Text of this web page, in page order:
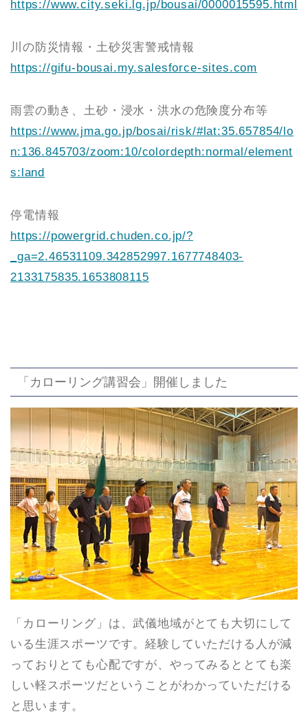
https://www.city.seki.lg.jp/bousai/0000015595.html
川の防災情報・土砂災害警戒情報
https://gifu-bousai.my.salesforce-sites.com
雨雲の動き、土砂・浸水・洪水の危険度分布等
https://www.jma.go.jp/bosai/risk/#lat:35.657854/lo
n:136.845703/zoom:10/colordepth:normal/element
s:land
停電情報
https://powergrid.chuden.co.jp/?
_ga=2.46531109.342852997.1677748403-
2133175835.1653808115
「カローリング講習会」開催しました
「カローリング」は、武儀地域がとても大切にして
いる生涯スポーツです。経験していただける人が減
っておりとても心配ですが、やってみるととても楽
しい軽スポーツだということがわかっていただける
と思います。